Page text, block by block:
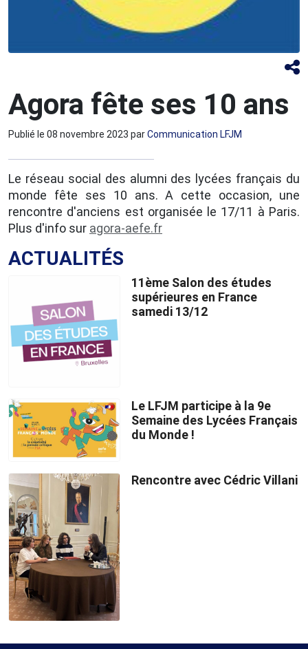
Agora fête ses 10 ans
Publié le 08 novembre 2023 parCommunication LFJM
Le réseau social des alumni des lycées français du
monde fête ses 10 ans. A cette occasion, une
rencontre d'anciens est organisée le 17/11 à Paris.
Plus d'info sur agora-aefe.fr
ACTUALITÉS
11ème Salon des études
supérieures en France
samedi 13/12
Le LFJM participe à la 9e
Semaine des Lycées Français
du Monde !
Rencontre avec Cédric Villani